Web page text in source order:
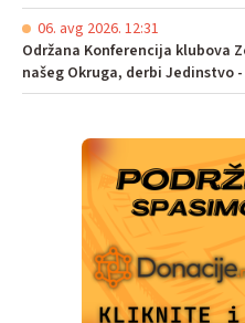
06. avg 2026. 12:31
Održana Konferencija klubova
našeg Okruga, derbi Jedinstvo